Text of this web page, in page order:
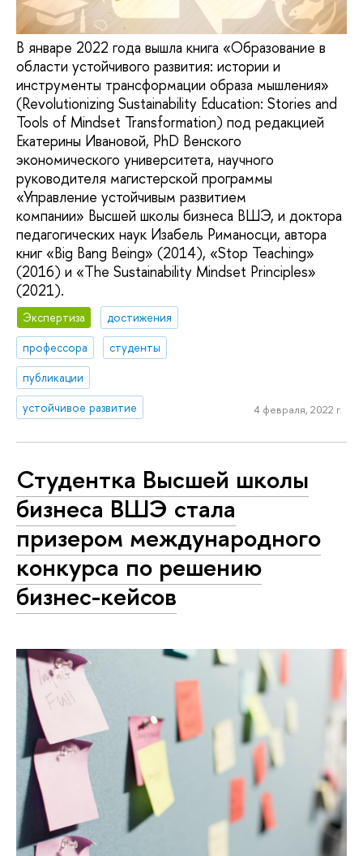
В январе 2022 года вышла книга «Образование в
области устойчивого развития: истории и
инструменты трансформации образа мышления»
(Revolutionizing Sustainability Education: Stories and
Tools of Mindset Transformation) под редакцией
Екатерины Ивановой, PhD Венского
экономического университета, научного
руководителя магистерской программы
«Управление устойчивым развитием
компании» Высшей школы бизнеса ВШЭ, и доктора
педагогических наук Изабель Риманосци, автора
книг «Big Bang Being» (2014), «Stop Teaching»
(2016) и «The Sustainability Mindset Principles»
(2021).
Экспертиза
достижения
профессора
студенты
публикации
устойчивое развитие
4 февраля, 2022 г.
Студентка Высшей школы
бизнеса ВШЭ стала
призером международного
конкурса по решению
бизнес-кейсов